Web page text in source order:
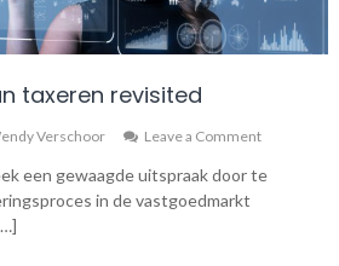
taxeren revisited
Verschoor Leave a Commenton
toekomst
een gewaagde uitspraak door te
in de vastgoedmarkt